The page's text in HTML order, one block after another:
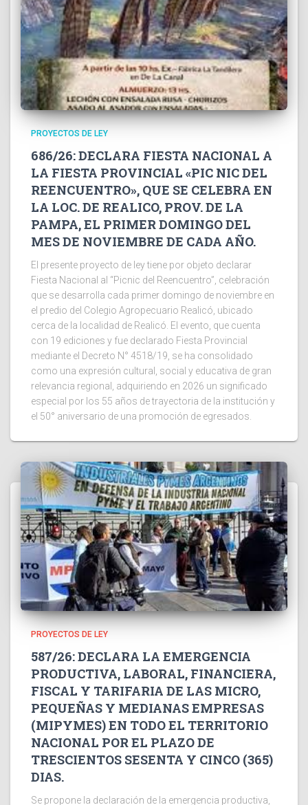
PROYECTOS DE LEY
686/26: DECLARA FIESTA NACIONAL A
LA FIESTA PROVINCIAL «PIC NIC DEL
REENCUENTRO», QUE SE CELEBRA EN
LA LOC. DE REALICO, PROV. DE LA
PAMPA, EL PRIMER DOMINGO DEL
MES DE NOVIEMBRE DE CADA AÑO.
El presente proyecto de ley tiene por objeto declarar
Fiesta Nacional al “Picnic del Reencuentro”, celebración
que se desarrolla cada primer domingo de noviembre en
el predio del Colegio Agropecuario Realicó, ubicado
cerca de la localidad de Realicó. El evento, que cuenta
con 19 ediciones y fue declarado Fiesta Provincial
mediante el Decreto N° 4518/19, se ha consolidado
como una expresión cultural, social y educativa de gran
relevancia regional, adquiriendo en 2026 un significado
especial por los 55 años de trayectoria de la institución y
el 50° aniversario de una promoción de egresados.
PROYECTOS DE LEY
587/26: DECLARA LA EMERGENCIA
PRODUCTIVA, LABORAL, FINANCIERA,
FISCAL Y TARIFARIA DE LAS MICRO,
PEQUEÑAS Y MEDIANAS EMPRESAS
(MIPYMES) EN TODO EL TERRITORIO
NACIONAL POR EL PLAZO DE
TRESCIENTOS SESENTA Y CINCO (365)
DIAS.
Se propone la declaración de la emergencia productiva,